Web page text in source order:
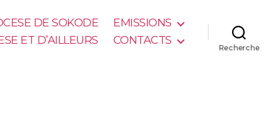
DE SOKODE
EMISSIONS
ET D’AILLEURS
CONTACTS
Recherche